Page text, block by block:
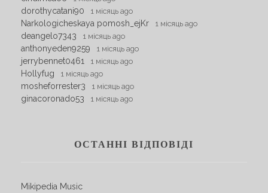
dorothycatani90 1 місяць ago
Narkologicheskaya pomosh_ejKr 1 місяць ago
deangelo7343 1 місяць ago
anthonyeden9259 1 місяць ago
jerrybennet0461 1 місяць ago
Hollyfug 1 місяць ago
mosheforrester3 1 місяць ago
ginacoronado53 1 місяць ago
ОСТАННІ ВІДПОВІДІ
Mikipedia Music